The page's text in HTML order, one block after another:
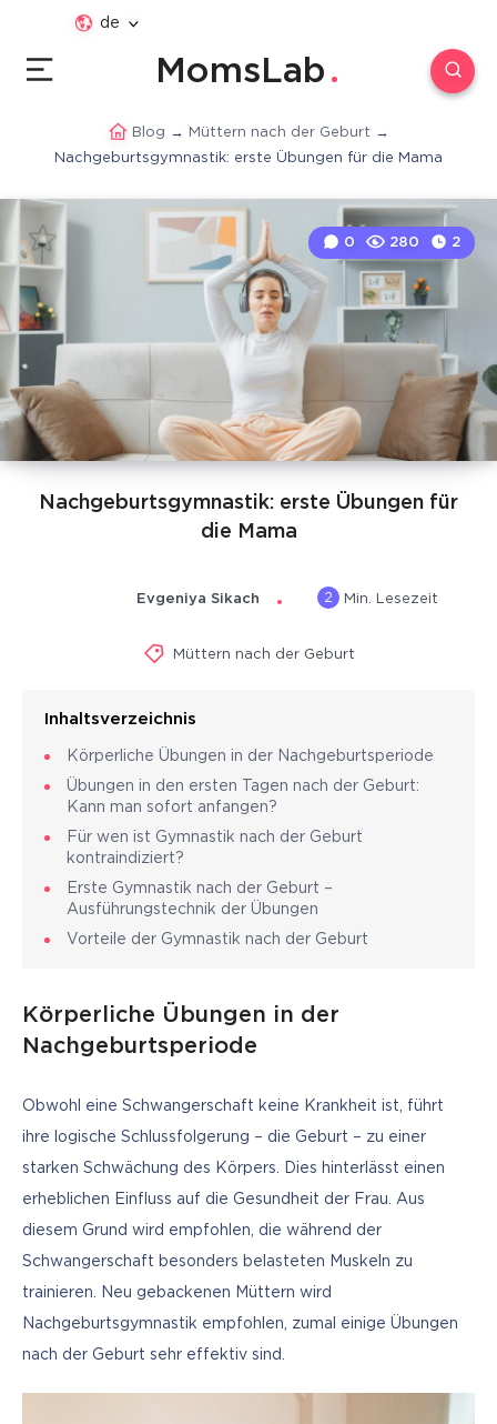
de
MomsLab
Blog → Müttern nach der Geburt →
Nachgeburtsgymnastik: erste Übungen für die Mama
Nachgeburtsgymnastik: erste Übungen für
die Mama
0 280 2
Evgeniya Sikach 2 Min. Lesezeit
Müttern nach der Geburt
Inhaltsverzeichnis
Körperliche Übungen in der Nachgeburtsperiode
Übungen in den ersten Tagen nach der Geburt:
Kann man sofort anfangen?
Für wen ist Gymnastik nach der Geburt
kontraindiziert?
Erste Gymnastik nach der Geburt –
Ausführungstechnik der Übungen
Vorteile der Gymnastik nach der Geburt
Körperliche Übungen in der
Nachgeburtsperiode
Obwohl eine Schwangerschaft keine Krankheit ist, führt
ihre logische Schlussfolgerung – die Geburt – zu einer
starken Schwächung des Körpers. Dies hinterlässt einen
erheblichen Einfluss auf die Gesundheit der Frau. Aus
diesem Grund wird empfohlen, die während der
Schwangerschaft besonders belasteten Muskeln zu
trainieren. Neu gebackenen Müttern wird
Nachgeburtsgymnastik empfohlen, zumal einige Übungen
nach der Geburt sehr effektiv sind.